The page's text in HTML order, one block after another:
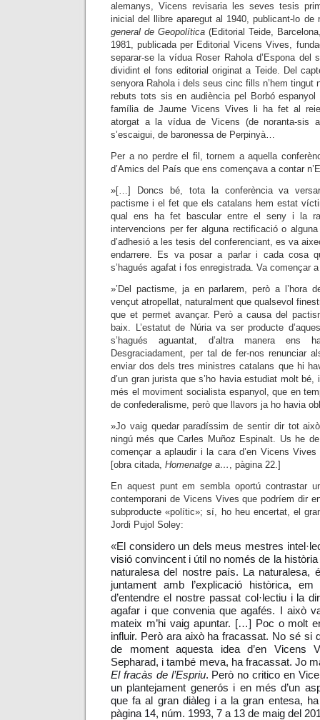
alemanys, Vicens revisaria les seves tesis
inicial del llibre aparegut al 1940, publicant-lo
general de Geopolítica (Editorial Teide,
1981, publicada per Editorial Vicens Vives,
separar-se la vídua Roser Rahola d’Espona del
dividint el fons editorial originat a Teide. Del
senyora Rahola i dels seus cinc fills n’hem tingut
rebuts tots sis en audiència pel Borbó espanyol
família de Jaume Vicens Vives li ha fet al
atorgat a la vídua de Vicens (de noranta-sis
s’escaigui, de baronessa de Perpinyà…
Per a no perdre el fil, tornem a aquella
d’Amics del País que ens començava a contar
»[…] Doncs bé, tota la conferència va
pactisme i el fet que els catalans hem estat
qual ens ha fet bascular entre el seny i la
intervencions per fer alguna rectificació o
d’adhesió a les tesis del conferenciant, es va
endarrere. Es va posar a parlar i cada cosa
s’hagués agafat i fos enregistrada. Va començar
»’Del pactisme, ja en parlarem, però a l’hora
vençut atropellat, naturalment que qualsevol
que et permet avançar. Però a causa del
baix. L’estatut de Núria va ser producte
s’hagués aguantat, d’altra manera ens
Desgraciadament, per tal de fer-nos renunciar
enviar dos dels tres ministres catalans que hi
d’un gran jurista que s’ho havia estudiat molt
més el moviment socialista espanyol, que en
de confederalisme, però que llavors ja ho havia
»Jo vaig quedar paradíssim de sentir dir tot
ningú més que Carles Muñoz Espinalt. Us he
començar a aplaudir i la cara d’en Vicens
[obra citada, Homenatge a…
, pàgina 22.]
En aquest punt em sembla oportú contrastar
contemporani de Vicens Vives que podríem dir
subproducte «polític»; sí, ho heu encertat, el
Jordi Pujol Soley:
«El considero un dels meus mestres
visió convincent i útil no només de la
naturalesa del nostre país. La naturalesa,
juntament amb l’explicació històrica,
d’entendre el nostre passat col·lectiu i la
agafar i que convenia que agafés. I això
mateix m’hi vaig apuntar. […] Poc o molt
influir. Però ara això ha fracassat. No sé si
de moment aquesta idea d’en Vicens
Sepharad, i també meva, ha fracassat. Jo
El fracàs de l’Espriu. Però no critico en
un plantejament generós i en més d’un
que fa al gran diàleg i a la gran entesa,
pàgina 14, núm. 1993, 7 a 13 de maig del